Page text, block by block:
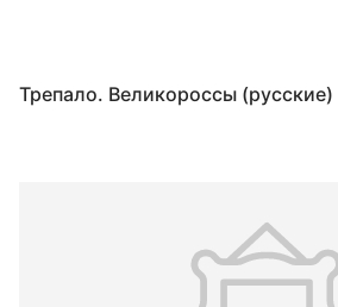
Трепало. Великороссы (русские)